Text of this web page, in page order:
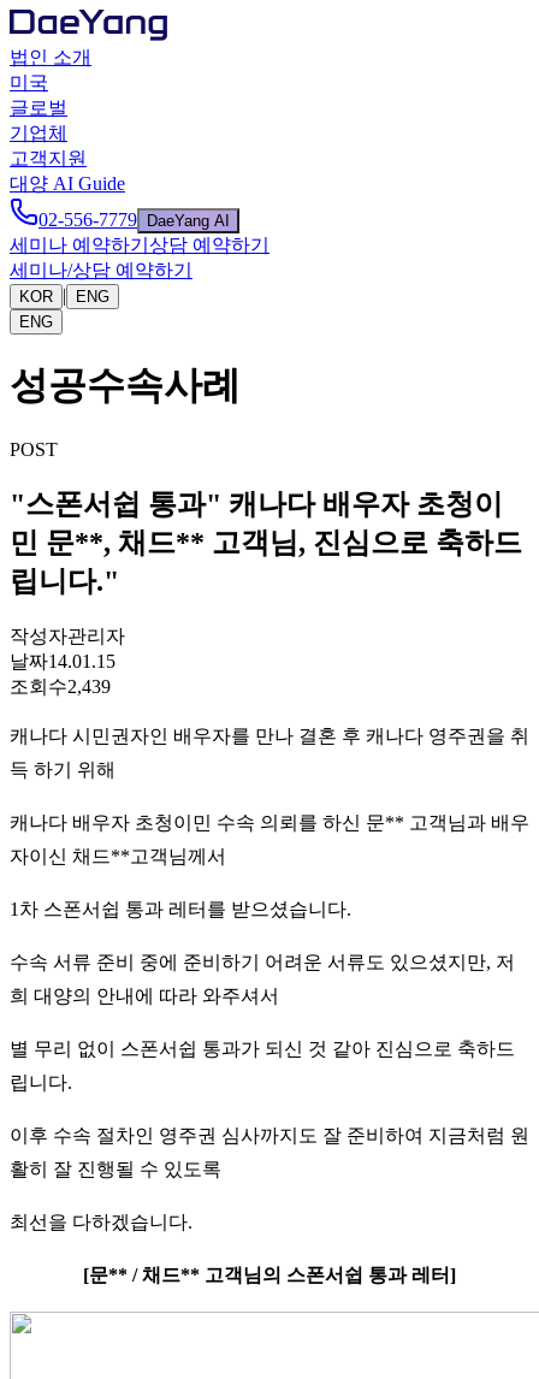
법인 소개
미국
글로벌
기업체
고객지원
대양 AI Guide
02-556-7779
DaeYang AI
세미나 예약하기 상담 예약하기
세미나/상담 예약하기
KOR |
ENG
ENG
성공수속사례
POST
"스폰서쉽 통과" 캐나다 배우자 초청이
민 문**, 채드** 고객님, 진심으로 축하드
립니다."
작성자관리자
날짜14.01.15
조회수2,439
캐나다 시민권자인 배우자를 만나 결혼 후 캐나다 영주권을 취
득 하기 위해
캐나다 배우자 초청이민 수속 의뢰를 하신 문** 고객님과 배우
자이신 채드**고객님께서
1차 스폰서쉽 통과 레터를 받으셨습니다.
수속 서류 준비 중에 준비하기 어려운 서류도 있으셨지만, 저
희 대양의 안내에 따라 와주셔서
별 무리 없이 스폰서쉽 통과가 되신 것 같아 진심으로 축하드
립니다.
이후 수속 절차인 영주권 심사까지도 잘 준비하여 지금처럼 원
활히 잘 진행될 수 있도록
최선을 다하겠습니다.
[문** / 채드** 고객님의 스폰서쉽 통과 레터]